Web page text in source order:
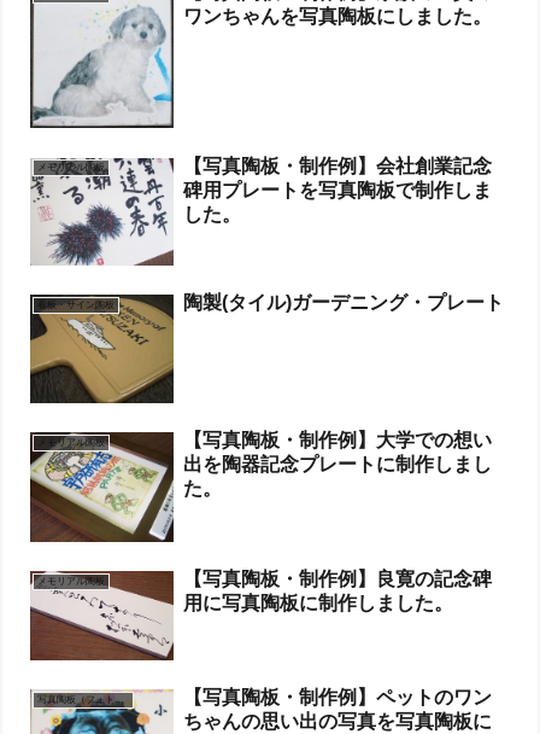
ワンちゃんを写真陶板にしました。
メモリアル陶板
【写真陶板・制作例】会社創業記念
碑用プレートを写真陶板で制作しま
した。
看板・サイン陶板 陶製(タイル)ガーデニング・プレート
メモリアル陶板
【写真陶板・制作例】大学での想い
出を陶器記念プレートに制作しまし
た。
メモリアル陶板
【写真陶板・制作例】良寛の記念碑
用に写真陶板に制作しました。
写真陶板（フォトセラミックス）
【写真陶板・制作例】ペットのワン
ちゃんの思い出の写真を写真陶板に